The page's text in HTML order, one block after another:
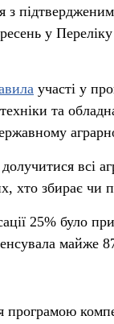
у
участі у
техніки та
всі
хто збирає чи
25% було
майже